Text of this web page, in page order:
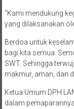
“Kami mendukung
yang dilaksanakan
Berdoa untuk
bagi kita semua.
SWT. Sehingga
makmur, aman, dan
Ketua Umum DPH
dalam